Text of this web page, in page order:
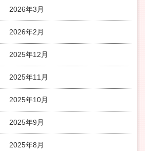
2026年3月
2026年2月
2025年12月
2025年11月
2025年10月
2025年9月
2025年8月